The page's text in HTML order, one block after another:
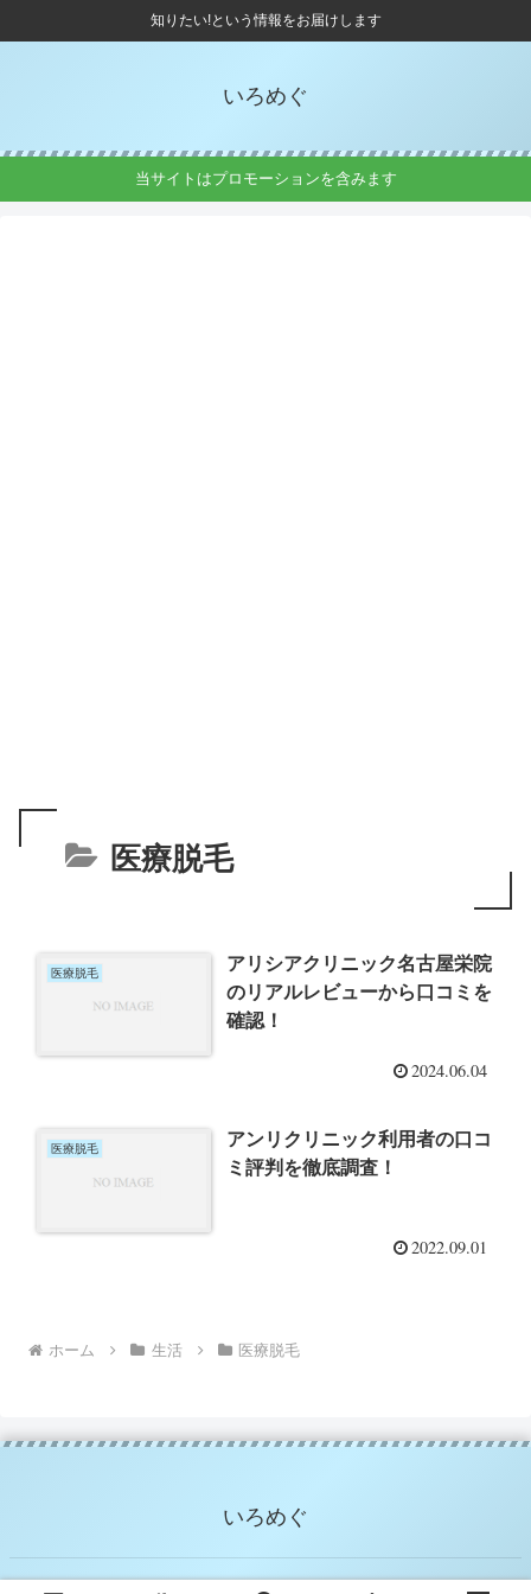
知りたい!という情報をお届けします
いろめぐ
当サイトはプロモーションを含みます
医療脱毛
医療脱毛
アリシアクリニック名古屋栄院
のリアルレビューから口コミを
確認！
2024.06.04
医療脱毛
アンリクリニック利用者の口コ
ミ評判を徹底調査！
2022.09.01
ホーム 生活 医療脱毛
いろめぐ